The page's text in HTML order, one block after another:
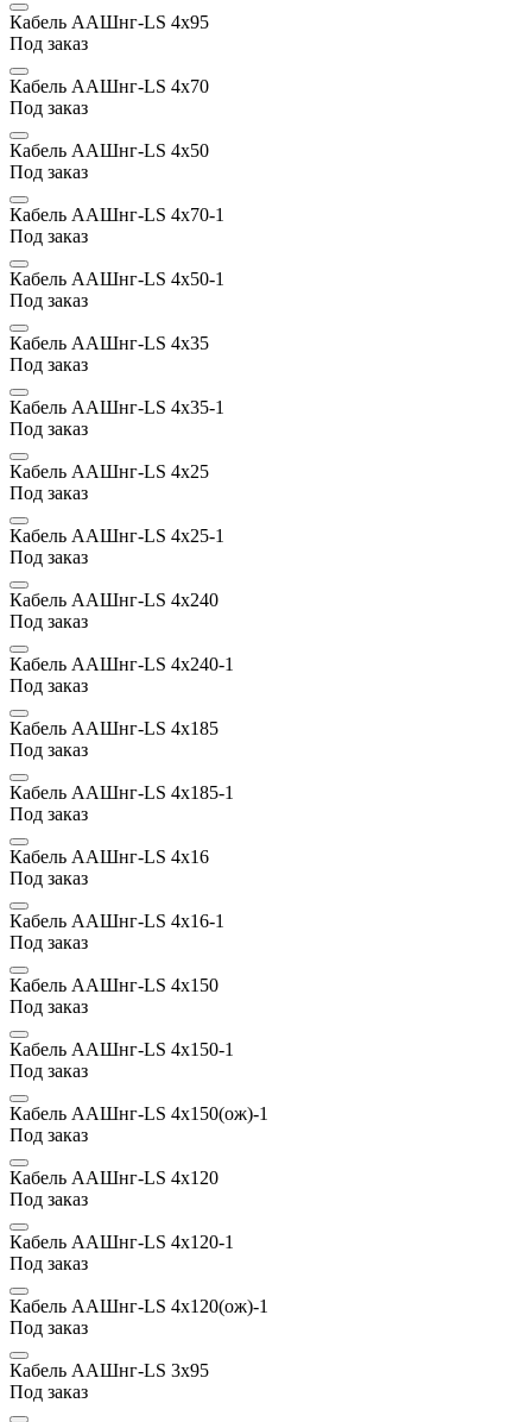
Кабель ААШнг-LS 4х95
Под заказ
Кабель ААШнг-LS 4х70
Под заказ
Кабель ААШнг-LS 4х50
Под заказ
Кабель ААШнг-LS 4х70-1
Под заказ
Кабель ААШнг-LS 4х50-1
Под заказ
Кабель ААШнг-LS 4х35
Под заказ
Кабель ААШнг-LS 4х35-1
Под заказ
Кабель ААШнг-LS 4х25
Под заказ
Кабель ААШнг-LS 4х25-1
Под заказ
Кабель ААШнг-LS 4х240
Под заказ
Кабель ААШнг-LS 4х240-1
Под заказ
Кабель ААШнг-LS 4х185
Под заказ
Кабель ААШнг-LS 4х185-1
Под заказ
Кабель ААШнг-LS 4х16
Под заказ
Кабель ААШнг-LS 4х16-1
Под заказ
Кабель ААШнг-LS 4х150
Под заказ
Кабель ААШнг-LS 4х150-1
Под заказ
Кабель ААШнг-LS 4х150(ож)-1
Под заказ
Кабель ААШнг-LS 4х120
Под заказ
Кабель ААШнг-LS 4х120-1
Под заказ
Кабель ААШнг-LS 4х120(ож)-1
Под заказ
Кабель ААШнг-LS 3х95
Под заказ